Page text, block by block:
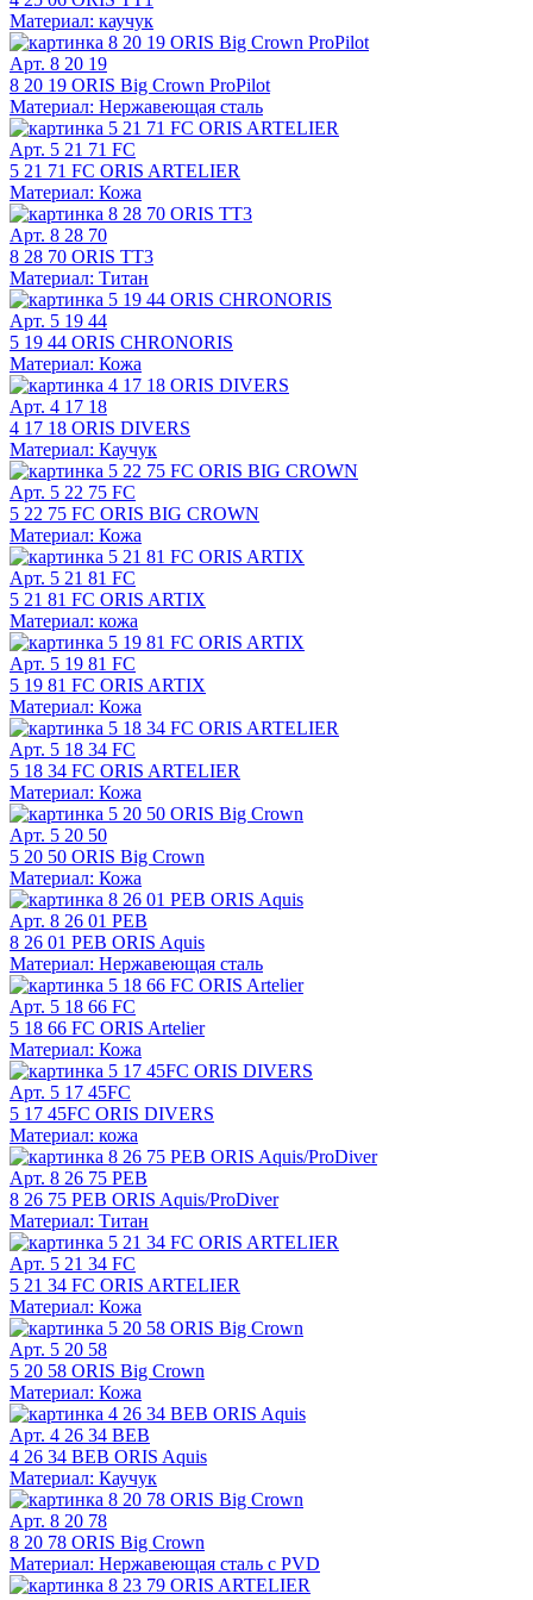
Материал: каучук
Арт. 8 20 19
8 20 19 ORIS Big Crown ProPilot
Материал: Нержавеющая сталь
Арт. 5 21 71 FC
5 21 71 FC ORIS ARTELIER
Материал: Кожа
Арт. 8 28 70
8 28 70 ORIS TT3
Материал: Титан
Арт. 5 19 44
5 19 44 ORIS CHRONORIS
Материал: Кожа
Арт. 4 17 18
4 17 18 ORIS DIVERS
Материал: Каучук
Арт. 5 22 75 FC
5 22 75 FC ORIS BIG CROWN
Материал: Кожа
Арт. 5 21 81 FC
5 21 81 FC ORIS ARTIX
Материал: кожа
Арт. 5 19 81 FC
5 19 81 FC ORIS ARTIX
Материал: Кожа
Арт. 5 18 34 FC
5 18 34 FC ORIS ARTELIER
Материал: Кожа
Арт. 5 20 50
5 20 50 ORIS Big Crown
Материал: Кожа
Арт. 8 26 01 PEB
8 26 01 PEB ORIS Aquis
Материал: Нержавеющая сталь
Арт. 5 18 66 FC
5 18 66 FC ORIS Artelier
Материал: Кожа
Арт. 5 17 45FC
5 17 45FC ORIS DIVERS
Материал: кожа
Арт. 8 26 75 PEB
8 26 75 PEB ORIS Aquis/ProDiver
Материал: Титан
Арт. 5 21 34 FC
5 21 34 FC ORIS ARTELIER
Материал: Кожа
Арт. 5 20 58
5 20 58 ORIS Big Crown
Материал: Кожа
Арт. 4 26 34 BEB
4 26 34 BEB ORIS Aquis
Материал: Каучук
Арт. 8 20 78
8 20 78 ORIS Big Crown
Материал: Нержавеющая сталь с PVD